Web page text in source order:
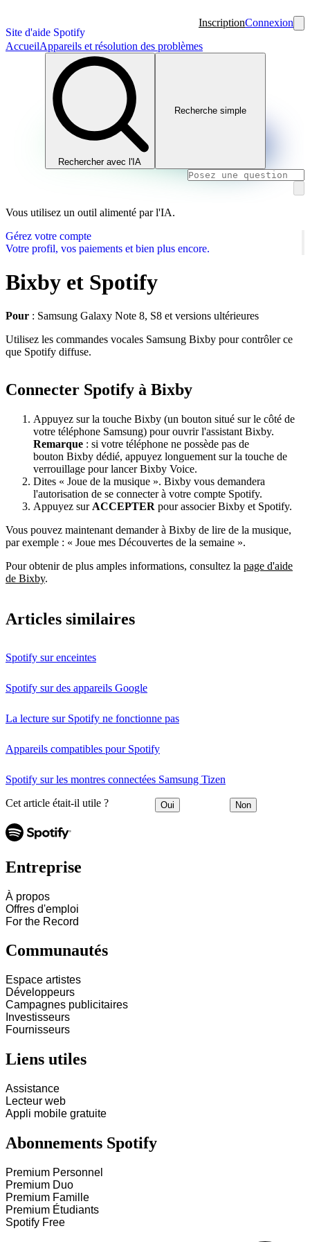
Site d'aide Spotify
InscriptionConnexion
AccueilAppareils et résolution des problèmes
Rechercher avec l'IA
Recherche simple
Vous utilisez un outil alimenté par l'IA.
Gérez votre compte
Votre profil, vos paiements et bien plus encore.
Bixby et Spotify
Pour : Samsung Galaxy Note 8, S8 et versions ultérieures
Utilisez les commandes vocales Samsung Bixby pour contrôler ce
que Spotify diffuse.
Connecter Spotify à Bixby
Appuyez sur la touche Bixby (un bouton situé sur le côté de
votre téléphone Samsung) pour ouvrir l'assistant Bixby.
Remarque : si votre téléphone ne possède pas de
bouton Bixby dédié, appuyez longuement sur la touche de
verrouillage pour lancer Bixby Voice.
Dites « Joue de la musique ». Bixby vous demandera
l'autorisation de se connecter à votre compte Spotify.
Appuyez sur ACCEPTER pour associer Bixby et Spotify.
Vous pouvez maintenant demander à Bixby de lire de la musique,
par exemple : « Joue mes Découvertes de la semaine ».
Pour obtenir de plus amples informations, consultez la page d'aide
de Bixby.
Articles similaires
Spotify sur enceintes
Spotify sur des appareils Google
La lecture sur Spotify ne fonctionne pas
Appareils compatibles pour Spotify
Spotify sur les montres connectées Samsung Tizen
Cet article était-il utile ? Oui Non
Entreprise
À propos
Offres d'emploi
For the Record
Communautés
Espace artistes
Développeurs
Campagnes publicitaires
Investisseurs
Fournisseurs
Liens utiles
Assistance
Lecteur web
Appli mobile gratuite
Abonnements Spotify
Premium Personnel
Premium Duo
Premium Famille
Premium Étudiants
Spotify Free